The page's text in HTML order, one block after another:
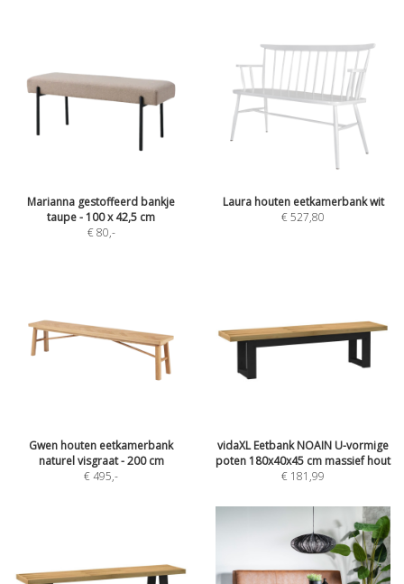
Marianna gestoffeerd bankje
taupe - 100 x 42,5 cm
€ 80,-
Laura houten eetkamerbank wit
€ 527,80
Gwen houten eetkamerbank
naturel visgraat - 200 cm
€ 495,-
vidaXL Eetbank NOAIN U-vormige
poten 180x40x45 cm massief hout
€ 181,99